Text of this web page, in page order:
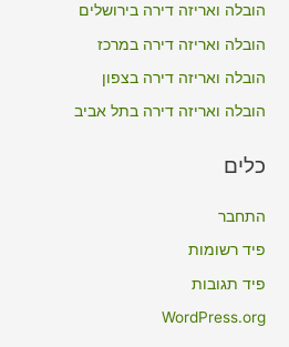
r
:
הובלה ואריזה דירה בירושלים
הובלה ואריזה דירה במרכז
הובלה ואריזה דירה בצפון
הובלה ואריזה דירה בתל אביב
כלים
התחבר
פיד רשומות
פיד תגובות
WordPress.org